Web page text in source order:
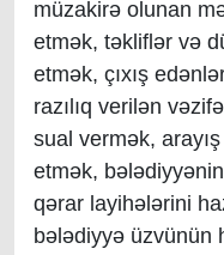
müzakirə olunan
etmək, təkliflər və
etmək, çıxış
razılıq verilən
sual vermək,
etmək,
qərar layihələrini
bələdiyyə üzvünün